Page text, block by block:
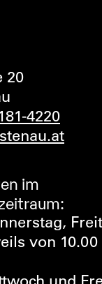
20
4220
im
von